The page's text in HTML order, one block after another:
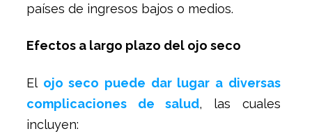
países de ingresos bajos o medios.
Efectos a largo plazo del ojo seco
El ojo seco puede dar lugar a diversas
complicaciones de salud, las cuales
incluyen: